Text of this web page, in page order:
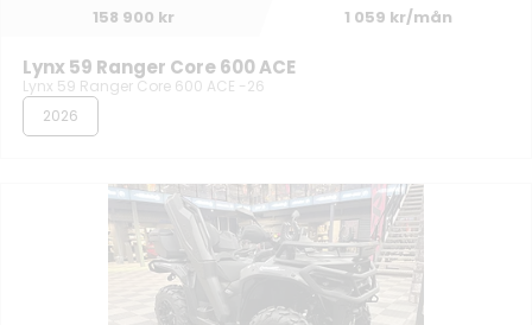
158 900 kr 1 059 kr/mån
Lynx 59 Ranger Core 600 ACE
Lynx 59 Ranger Core 600 ACE -26
2026